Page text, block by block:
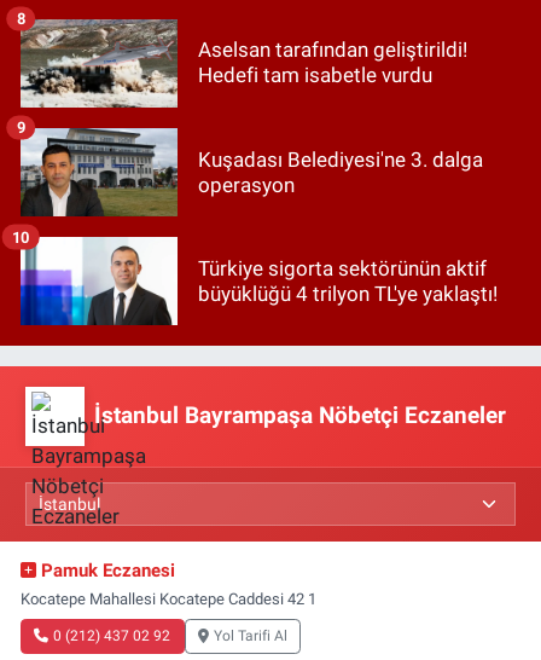
Aselsan tarafından geliştirildi!
Hedefi tam isabetle vurdu
8
Kuşadası Belediyesi'ne 3. dalga
operasyon
9
Türkiye sigorta sektörünün aktif
büyüklüğü 4 trilyon TL'ye yaklaştı!
10
İstanbul Bayrampaşa Nöbetçi Eczaneler
Pamuk Eczanesi
Kocatepe Mahallesi Kocatepe Caddesi 42 1
0 (212) 437 02 92 Yol Tarifi Al